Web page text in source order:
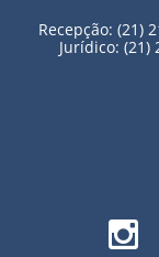
Recepção: (21)
Jurídico: (21)